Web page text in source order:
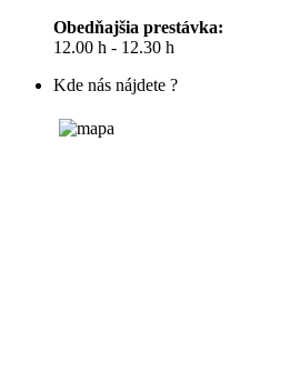
Obedňajšia prestávka:
12.00 h - 12.30 h
Kde nás nájdete ?